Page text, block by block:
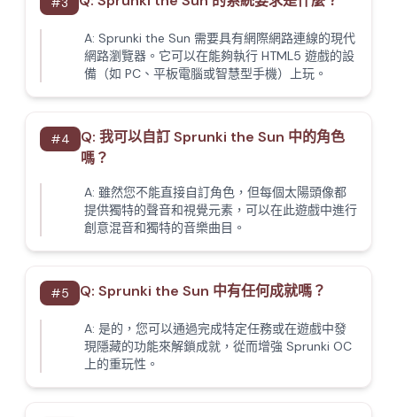
A: Sprunki the Sun 需要具有網際網路連線的現代
網路瀏覽器。它可以在能夠執行 HTML5 遊戲的設
備（如 PC、平板電腦或智慧型手機）上玩。
#4 Q: 我可以自訂 Sprunki the Sun 中的角色
嗎？
A: 雖然您不能直接自訂角色，但每個太陽頭像都
提供獨特的聲音和視覺元素，可以在此遊戲中進行
創意混音和獨特的音樂曲目。
#5 Q: Sprunki the Sun 中有任何成就嗎？
A: 是的，您可以通過完成特定任務或在遊戲中發
現隱藏的功能來解鎖成就，從而增強 Sprunki OC
上的重玩性。